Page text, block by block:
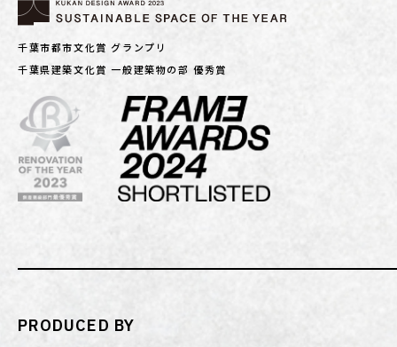
千葉市都市文化賞 グランプリ
千葉県建築文化賞 一般建築物の部 優秀賞
PRODUCED BY